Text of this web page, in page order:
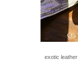
exotic leather